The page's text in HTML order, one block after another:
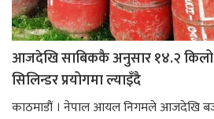
आजदेखि साबिककै अनुसार १४.२
सिलिन्डर प्रयोगमा ल्याइँदै
काठमाडौं । नेपाल आयल निगमले आजदेखि